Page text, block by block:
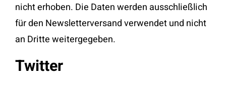
nicht erhoben. Die Daten werden ausschließlich
für den Newsletterversand verwendet und nicht
an Dritte weitergegeben.
Twitter